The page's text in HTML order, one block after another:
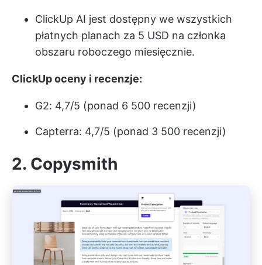
ClickUp AI jest dostępny we wszystkich
płatnych planach za 5 USD na członka
obszaru roboczego miesięcznie.
ClickUp oceny i recenzje:
G2: 4,7/5 (ponad 6 500 recenzji)
Capterra: 4,7/5 (ponad 3 500 recenzji)
2. Copysmith